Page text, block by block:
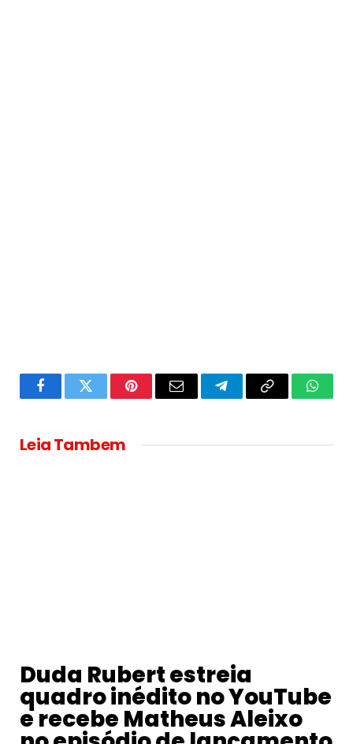
FacebookTwitter PinterestEmail TelegramCopy
Leia Tambem
Duda Rubert estreia
quadro inédito no YouTube
e recebe Matheus Aleixo